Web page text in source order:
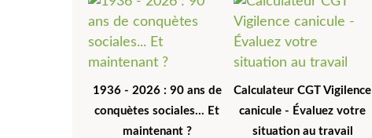
1936 - 2026 : 90 ans de
conquètes sociales... Et
maintenant ?
Calculateur CGT Vigilence
canicule - Évaluez votre
situation au travail